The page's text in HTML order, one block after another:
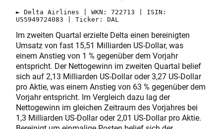
► Delta Airlines | WKN: 722713 | ISIN:
US5949724083 | Ticker: DAL
Im zweiten Quartal erzielte Delta einen bereinigten
Umsatz von fast 15,51 Milliarden US-Dollar, was
einem Anstieg von 1 % gegenüber dem Vorjahr
entspricht. Der Nettogewinn im zweiten Quartal belief
sich auf 2,13 Milliarden US-Dollar oder 3,27 US-Dollar
pro Aktie, was einem Anstieg von 63 % gegenüber dem
Vorjahr entspricht. Im Vergleich dazu lag der
Nettogewinn im gleichen Zeitraum des Vorjahres bei
1,3 Milliarden US-Dollar oder 2,01 US-Dollar pro Aktie.